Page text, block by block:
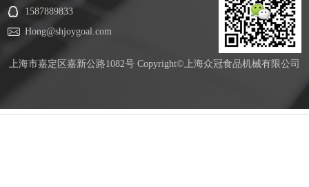
1587889833
Hong@shjoygoal.com
上海市嘉定区嘉新公路1082号 Copyright©上海众冠食品机械有限公司